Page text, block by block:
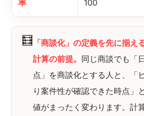
率
100
🧮 「商談化」の定義を先に揃え
計算の前提。 同じ商談でも「
点」を商談化とする人と、「
り案件性が確認できた時点」
値がまったく変わります。計